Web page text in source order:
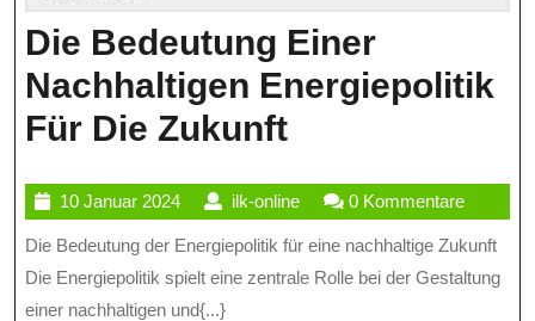
Die Bedeutung Einer
Nachhaltigen Energiepolitik
Für Die ZukunftDie
Einer
Nachhaltigen
Energiepolitik
10 Januar 202410
Januar
2024
ilk-onlineilk-
online
0 Kommentare
Die Bedeutung der Energiepolitik für eine nachhaltige Zukunft
Die Energiepolitik spielt eine zentrale Rolle bei der Gestaltung
einer nachhaltigen und{...}